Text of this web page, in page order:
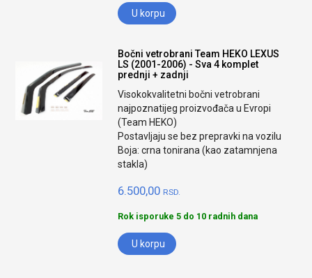
U korpu
Bočni vetrobrani Team HEKO LEXUS
LS (2001-2006) - Sva 4 komplet
prednji + zadnji
Visokokvalitetni bočni vetrobrani
najpoznatijeg proizvođača u Evropi
(Team HEKO)
Postavljaju se bez prepravki na vozilu
Boja: crna tonirana (kao zatamnjena
stakla)
6.500,00 RSD.
Rok isporuke 5 do 10 radnih dana
U korpu